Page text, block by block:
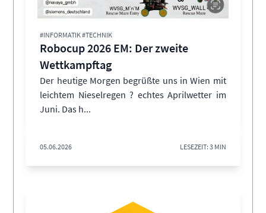
#INFORMATIK #TECHNIK
Robocup 2026 EM: Der zweite
Wettkampftag
Der heutige Morgen begrüßte uns in Wien mit
leichtem Nieselregen ? echtes Aprilwetter im
Juni. Das h...
05.06.2026 LESEZEIT: 3 MIN